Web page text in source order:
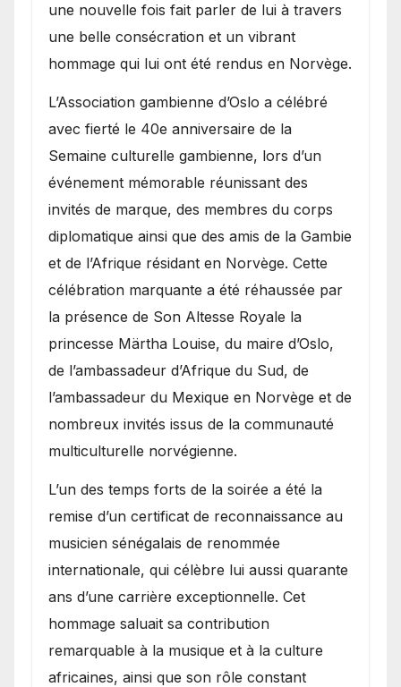
une nouvelle fois fait parler de lui à travers
une belle consécration et un vibrant
hommage qui lui ont été rendus en Norvège.
​L’Association gambienne d’Oslo a célébré
avec fierté le 40e anniversaire de la
Semaine culturelle gambienne, lors d’un
événement mémorable réunissant des
invités de marque, des membres du corps
diplomatique ainsi que des amis de la Gambie
et de l’Afrique résidant en Norvège. Cette
célébration marquante a été réhaussée par
la présence de Son Altesse Royale la
princesse Märtha Louise, du maire d’Oslo,
de l’ambassadeur d’Afrique du Sud, de
l’ambassadeur du Mexique en Norvège et de
nombreux invités issus de la communauté
multiculturelle norvégienne.
​L’un des temps forts de la soirée a été la
remise d’un certificat de reconnaissance au
musicien sénégalais de renommée
internationale, qui célèbre lui aussi quarante
ans d’une carrière exceptionnelle. Cet
hommage saluait sa contribution
remarquable à la musique et à la culture
africaines, ainsi que son rôle constant